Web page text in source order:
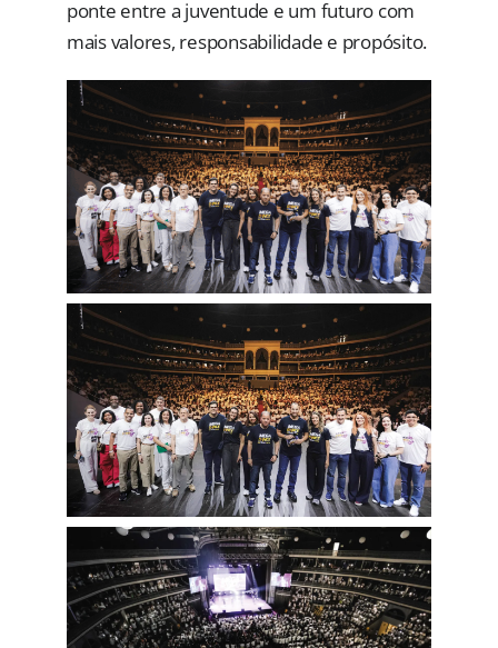
ponte entre a juventude e um futuro com
mais valores, responsabilidade e propósito.